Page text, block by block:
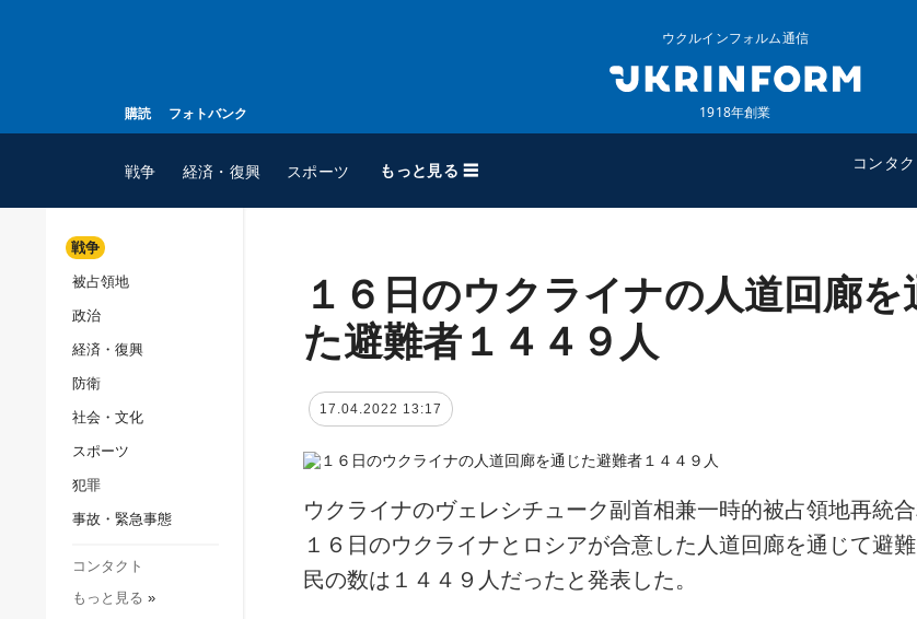
購読 フォトバンク
ウクルインフォルム通信
1918年創業
戦争 経済・復興 スポーツ もっと見る ☰ コンタク
スポーツ
ウクルインフォルム
ウクルインフォルムについ
追加
特集
戦争
被占領地
政治
経済・復興
防衛
社会・文化
スポーツ
犯罪
事故・緊急事態
コンタクト
もっと見る »
１６日のウクライナの人道回廊を
た避難者１４４９人
17.04.2022 13:17
ウクライナのヴェレシチューク副首相兼一時的被占領地再統合
１６日のウクライナとロシアが合意した人道回廊を通じて避
民の数は１４４９人だったと発表した。